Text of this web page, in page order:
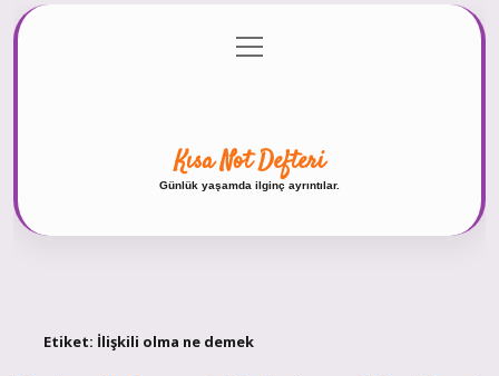
Gizlilik Politikası
menüyü
aç
Kısa Not Defteri
Günlük yaşamda ilginç ayrıntılar.
Etiket: İlişkili olma ne demek